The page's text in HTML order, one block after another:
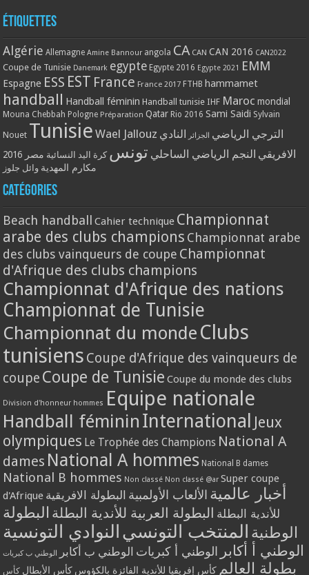
Étiquettes
Algérie Allemagne Amine Bannour angola CA CAN CAN 2016 CAN2022
Coupe de Tunisie Danemark egypte Egypte 2016 Egypte 2021 EMM
Espagne ESS EST France France 2017 FTHB hammamet
handball Handball féminin Handball tunisie IHF Maroc mondial
Mouna Chebbah Pologne Préparation Qatar Rio 2016 Sami Saidi Sylvain
Nouet Tunisie Wael Jallouz الترجي الرياضي الجزائر النادي
الافريقي النجم الرياضي الساحلي تونس كرة اليد النسائية مصر 2016
مكارم المهدية وائل جلوز
Catégories
Beach handball Cahier technique Championnat
arabe des clubs champions Championnat arabe
des clubs vainqueurs de coupe Championnat
d'Afrique des clubs champions
Championnat d'Afrique des nations
Championnat de Tunisie
Championnat du monde Clubs
tunisiens Coupe d'Afrique des vainqueurs de
coupe Coupe de Tunisie Coupe du monde des clubs
Division d'honneur hommes Equipe nationale
Handball féminin International Jeux
olympiques Le Trophée des Champions National A
dames National A hommes National B dames
National B hommes Non classé Non classé @ar Super coupe
d'Afrique
أخبار عالمية الألعاب الأولمبية البطولة الافريقية
للأندية البطلة البطولة العربية للأندية البطلة البطولة
الوطنية المنتخب التونسي النوادي التونسية
الوطني أ أكابر الوطني أ كبريات الوطني ب أكابر الوطني ب كبريات
بطولة العالم كأس إفريقيا للأندية الفائزة بالكؤوس كأس الأبطال كأس